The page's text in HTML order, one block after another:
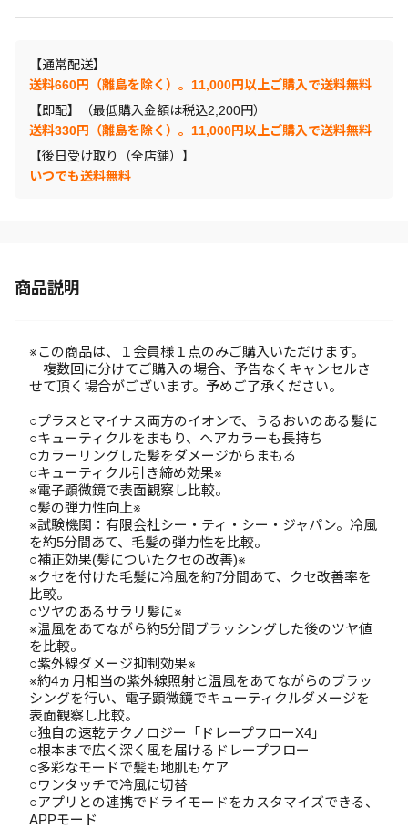
【通常配送】
送料660円（離島を除く）。11,000円以上ご購入で送料無料
【即配】（最低購入金額は税込2,200円）
送料330円（離島を除く）。11,000円以上ご購入で送料無料
【後日受け取り（全店舗）】
いつでも送料無料
商品説明
※この商品は、１会員様１点のみご購入いただけます。
複数回に分けてご購入の場合、予告なくキャンセルさ
せて頂く場合がございます。予めご了承ください。
○プラスとマイナス両方のイオンで、うるおいのある髪に
○キューティクルをまもり、ヘアカラーも長持ち
○カラーリングした髪をダメージからまもる
○キューティクル引き締め効果※
※電子顕微鏡で表面観察し比較。
○髪の弾力性向上※
※試験機関：有限会社シー・ティ・シー・ジャパン。冷風
を約5分間あて、毛髪の弾力性を比較。
○補正効果(髪についたクセの改善)※
※クセを付けた毛髪に冷風を約7分間あて、クセ改善率を
比較。
○ツヤのあるサラリ髪に※
※温風をあてながら約5分間ブラッシングした後のツヤ値
を比較。
○紫外線ダメージ抑制効果※
※約4ヵ月相当の紫外線照射と温風をあてながらのブラッ
シングを行い、電子顕微鏡でキューティクルダメージを
表面観察し比較。
○独自の速乾テクノロジー「ドレープフローX4」
○根本まで広く深く風を届けるドレープフロー
○多彩なモードで髪も地肌もケア
○ワンタッチで冷風に切替
○アプリとの連携でドライモードをカスタマイズできる、
APPモード